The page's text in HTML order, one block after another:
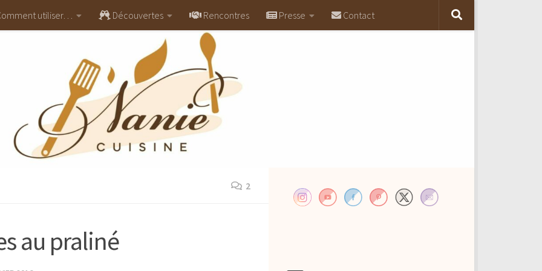
utiliser… Découvertes Rencontres Presse Contact
2
au praliné